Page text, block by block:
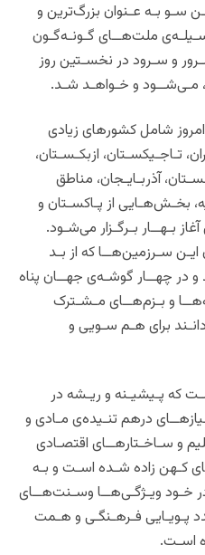
سـو بـه عـنوان بزرگ‌ترین و
ملت‌هــای گـونـه‌گـون
سـرور و سـرود در نخسـتین روز
مـی‌شــود و خـواهـد شـد.
شامل کشورهای زیادی
تـاجـیکسـتان، ازبکـسـتان،
آذربـایـجان، مناطق
بخـش‌هـایی از پـاکسـتان و
بـهــار بـرگـزار می‌شـود.
سـرزمین‌هــا که از بـد
در چهــار گوشـه‌ی جهــان پناه
و بـزم‌هــای مـشـترک
برای هـم سـویی و
که پـیشیـنه و ریـشه‌ در
درهم تنـیده‌ی مـادی و
و سـاخـتارهــای اقتصـادی
کـهن زاده شـده اسـت و بـه
خـود ویـژگـی‌هــا وسـنت‌هــای
پـویـایی فـرهـنگـی و هـمت
اسـت.